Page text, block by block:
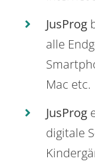
JusProg
alle
Mac etc.
JusProg
digitale